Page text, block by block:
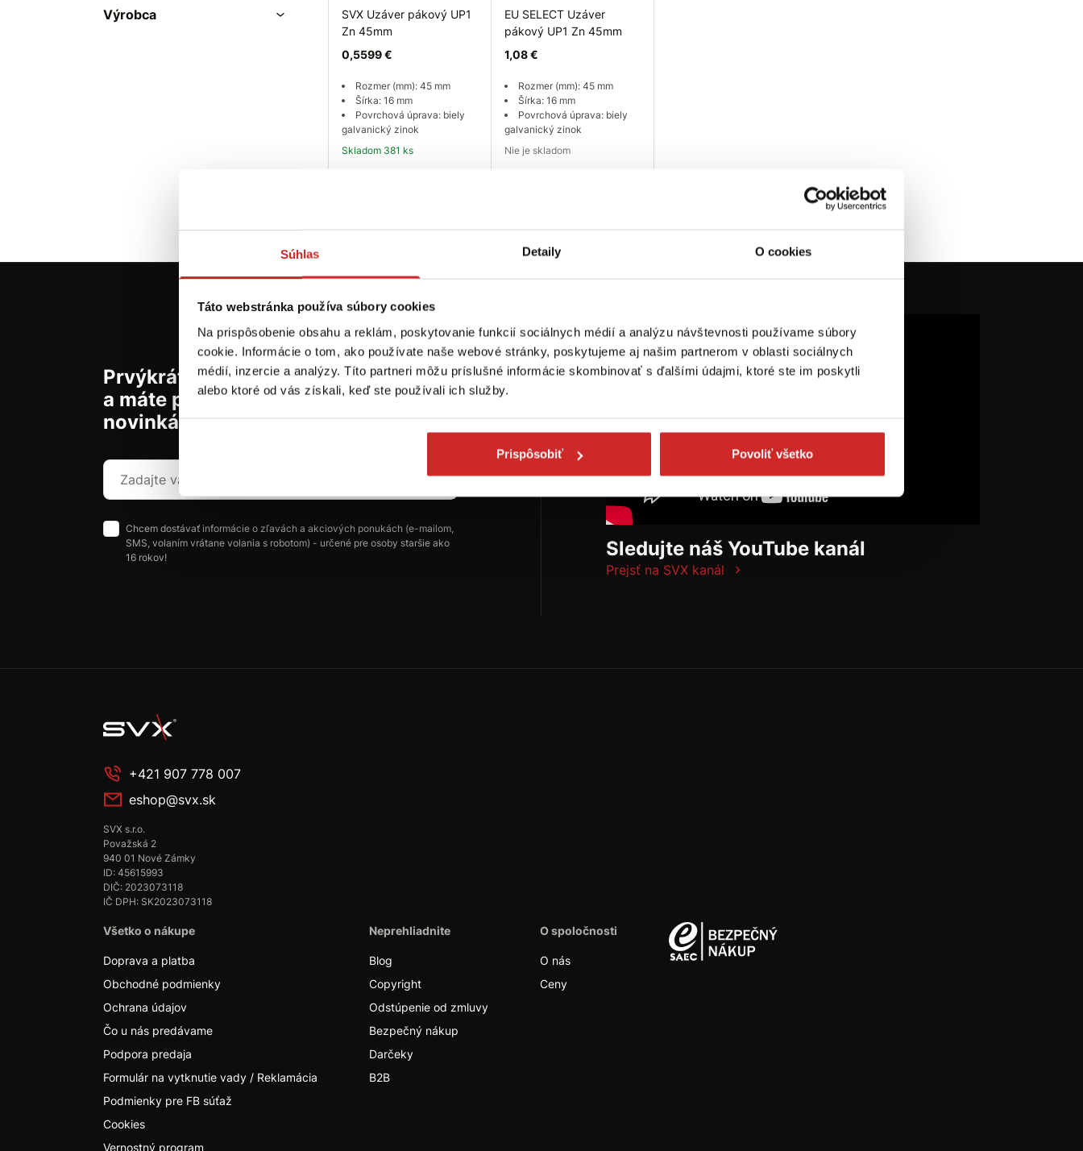
Súhlas Detaily O cookies
Táto webstránka používa súbory cookies
Na prispôsobenie obsahu a reklám, poskytovanie funkcií sociálnych médií a analýzu návštevnosti používame súbory
cookie. Informácie o tom, ako používate naše webové stránky, poskytujeme aj našim partnerom v oblasti sociálnych
médií, inzercie a analýzy. Títo partneri môžu príslušné informácie skombinovať s ďalšími údajmi, ktoré ste im poskytli
alebo ktoré od vás získali, keď ste používali ich služby.
Prispôsobiť Povoliť všetko
Výrobca
SVX Uzáver pákový UP1
Zn 45mm
0,5599 €
Rozmer (mm): 45 mm
Šírka: 16 mm
Povrchová úprava: biely
galvanický zinok
Skladom 381 ks
EU SELECT Uzáver
pákový UP1 Zn 45mm
1,08 €
Rozmer (mm): 45 mm
Šírka: 16 mm
Povrchová úprava: biely
galvanický zinok
Nie je skladom
Prvýkrát na svx.sk? Zaregistrujte sa
a máte prehľad o aktuálnych
novinkách a akciách.
Odoberať
Chcem dostávať informácie o zľavách a akciových ponukách (e-mailom,
SMS, volaním vrátane volania s robotom) - určené pre osoby staršie ako
16 rokov!
Sledujte náš YouTube kanál
Prejsť na SVX kanál
+421 907 778 007
eshop@svx.sk
SVX s.r.o.
Považská 2
940 01 Nové Zámky
ID: 45615993
DIČ: 2023073118
IČ DPH: SK2023073118
Všetko o nákupe
Doprava a platba
Obchodné podmienky
Ochrana údajov
Čo u nás predávame
Podpora predaja
Formulár na vytknutie vady / Reklamácia
Podmienky pre FB súťaž
Cookies
Vernostný program
Neprehliadnite
Blog
Copyright
Odstúpenie od zmluvy
Bezpečný nákup
Darčeky
B2B
O spoločnosti
O nás
Ceny